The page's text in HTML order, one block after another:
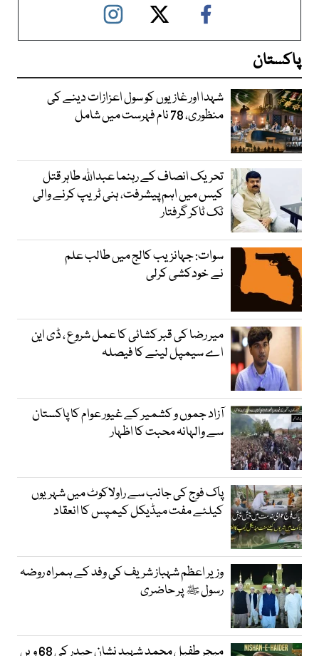
پاکستان
شہدا اور غازیوں کو سول اعزازات دینے کی
منظوری، 78 نام فہرست میں شامل
تحریک انصاف کے رہنما عبداللہ طاہر قتل
کیس میں اہم پیشرفت، ہنی ٹریپ کرنے والی
ٹک ٹاکر گرفتار
سوات: جہانزیب کالج میں طالب علم
نے خودکشی کرلی
میر رضا کی قبر کشائی کا عمل شروع ، ڈی این
اے سیمپل لینے کا فیصلہ
آزاد جموں و کشمیر کے غیور عوام کا پاکستان
سے والہانہ محبت کا اظہار
پاک فوج کی جانب سے راولاکوٹ میں شہریوں
کیلئے مفت میڈیکل کیمپس کا انعقاد
وزیر اعظم شہباز شریف کی وفد کے ہمراہ روضہ
رسول ﷺ پر حاضری
میجر طفیل محمد شہید نشان حیدر کی 68 ویں